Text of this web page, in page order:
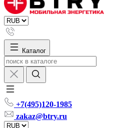
Каталог
+7(495)120-1985
zakaz@btry.ru